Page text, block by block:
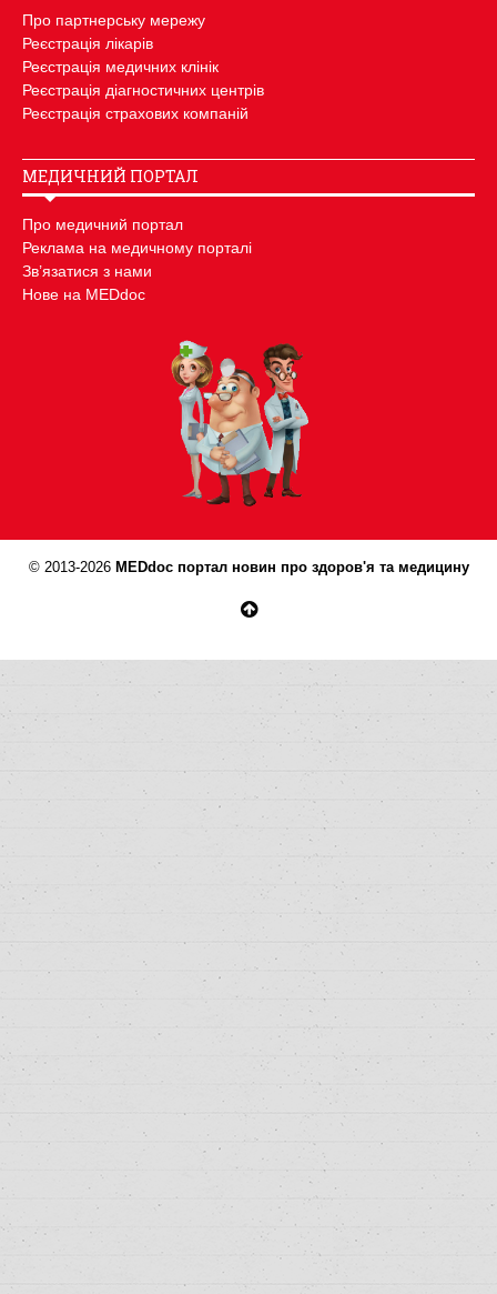
Про партнерську мережу
Реєстрація лікарів
Реєстрація медичних клінік
Реєстрація діагностичних центрів
Реєстрація страхових компаній
МЕДИЧНИЙ ПОРТАЛ
Про медичний портал
Реклама на медичному порталі
Зв’язатися з нами
Нове на MEDdoc
© 2013-2026 MEDdoc портал новин про здоров'я та медицину